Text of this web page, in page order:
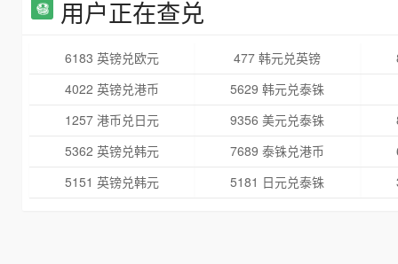
用户正在查兑
6183 英镑兑欧元 477 韩元兑英镑
4022 英镑兑港币
5629 韩元兑泰铢
1257 港币兑日元
9356 美元兑泰铢
5362 英镑兑韩元
7689 泰铢兑港币
5151 英镑兑韩元
5181 日元兑泰铢